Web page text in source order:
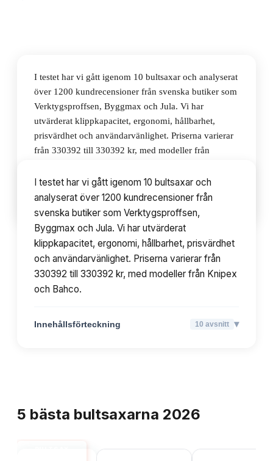
I testet har vi gått igenom 10 bultsaxar och analyserat
över 1200 kundrecensioner från svenska butiker som
Verktygsproffsen, Byggmax och Jula. Vi har
utvärderat klippkapacitet, ergonomi, hållbarhet,
prisvärdhet och användarvänlighet. Priserna varierar
från 330392 till 330392 kr, med modeller från
Innehållsförteckning 10avsnitt
I testet har vi gått igenom 10 bultsaxar och
analyserat över 1200 kundrecensioner från
svenska butiker som Verktygsproffsen,
Byggmax och Jula. Vi har utvärderat
klippkapacitet, ergonomi, hållbarhet, prisvärdhet
och användarvänlighet. Priserna varierar från
330392 till 330392 kr, med modeller från Knipex
och Bahco.
Innehållsförteckning 10 avsnitt ▾
5 bästa bultsaxarna 2026